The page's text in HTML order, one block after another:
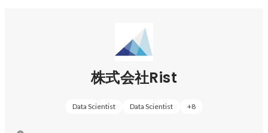
株式会社Rist
Data Scientist Data Scientist +8